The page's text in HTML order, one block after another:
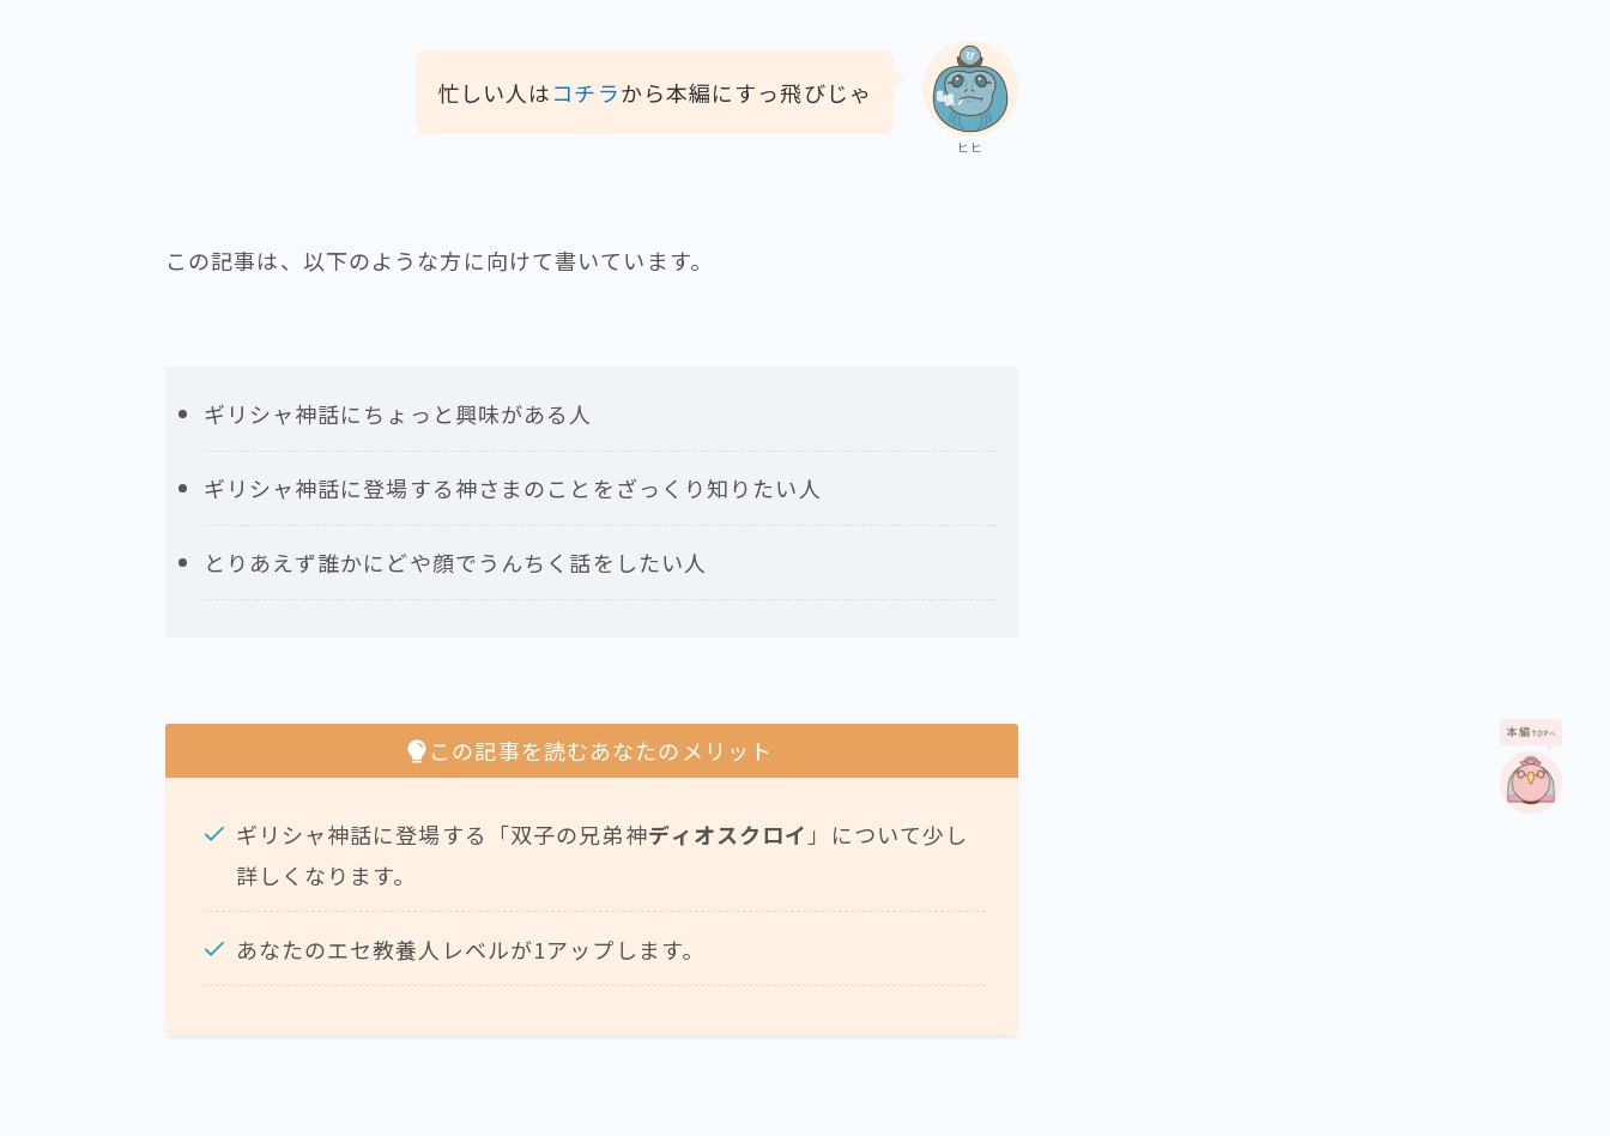
ヒヒ
忙しい人はコチラから本編にすっ飛びじゃ
この記事は、以下のような方に向けて書いています。
ギリシャ神話にちょっと興味がある人
ギリシャ神話に登場する神さまのことをざっくり知りたい人
とりあえず誰かにどや顔でうんちく話をしたい人
この記事を読むあなたのメリット
ギリシャ神話に登場する「双子の兄弟神ディオスクロイ 」について少し
詳しくなります。
あなたのエセ教養人レベルが1アップします。